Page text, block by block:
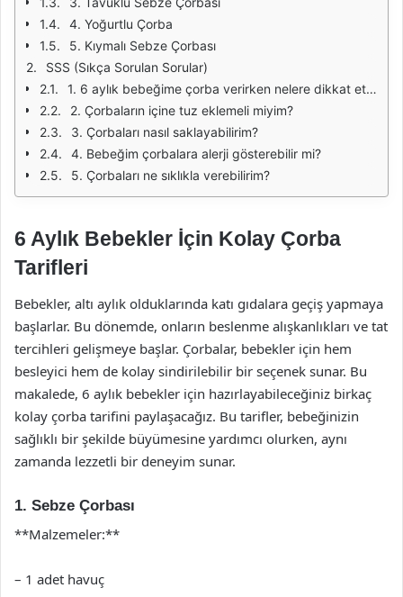
4. Yoğurtlu Çorba
5. Kıymalı Sebze Çorbası
SSS (Sıkça Sorulan Sorular)
1. 6 aylık bebeğime çorba verirken nelere dikkat etmeliyim?
2. Çorbaların içine tuz eklemeli miyim?
3. Çorbaları nasıl saklayabilirim?
4. Bebeğim çorbalara alerji gösterebilir mi?
5. Çorbaları ne sıklıkla verebilirim?
6 Aylık Bebekler İçin Kolay Çorba
Tarifleri
Bebekler, altı aylık olduklarında katı gıdalara geçiş yapmaya
başlarlar. Bu dönemde, onların beslenme alışkanlıkları ve tat
tercihleri gelişmeye başlar. Çorbalar, bebekler için hem
besleyici hem de kolay sindirilebilir bir seçenek sunar. Bu
makalede, 6 aylık bebekler için hazırlayabileceğiniz birkaç
kolay çorba tarifini paylaşacağız. Bu tarifler, bebeğinizin
sağlıklı bir şekilde büyümesine yardımcı olurken, aynı
zamanda lezzetli bir deneyim sunar.
1. Sebze Çorbası
**Malzemeler:**
– 1 adet havuç